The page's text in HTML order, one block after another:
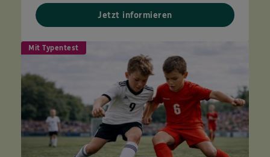
Jetzt informieren
Mit Typentest